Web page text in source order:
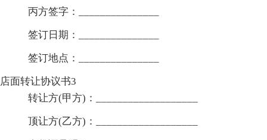
丙方签字：_______________
签订日期：_______________
签订地点：_______________
店面转让协议书3
转让方(甲方)：___________________
顶让方(乙方)：___________________